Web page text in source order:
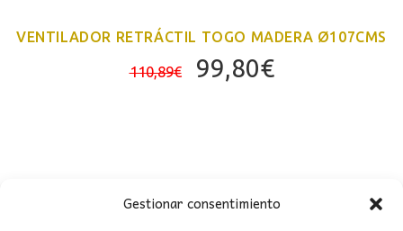
Gestionar consentimiento
VENTILADOR RETRÁCTIL TOGO MADERA Ø107CMS
110,89€
El
99,80€El